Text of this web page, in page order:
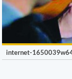
internet-